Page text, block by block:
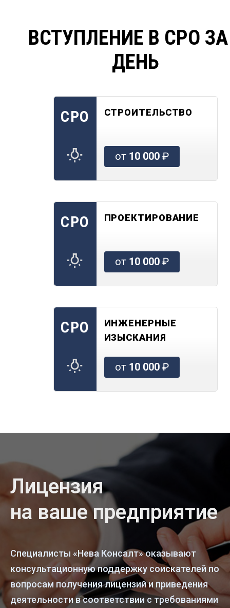
ВСТУПЛЕНИЕ В СРО
ДЕНЬ
СРО СТРОИТЕЛЬСТВО
от 10 000₽
СРО ПРОЕКТИРОВАНИЕ
от 10 000₽
СРО
ИНЖЕНЕРНЫЕ
ИЗЫСКАНИЯ
от 10 000₽
Лицензия
на ваше предприятие
Специалисты «Нева Консалт» оказывают
консультационную поддержку соискателей по
вопросам получения лицензий и приведения
деятельности в соответствии с требованиями